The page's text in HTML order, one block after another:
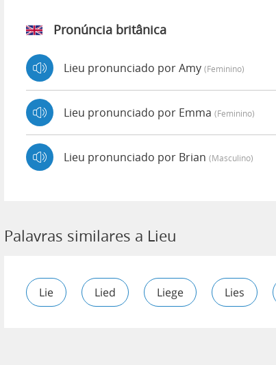
Pronúncia britânica
Lieu pronunciado por Amy (feminino)
Lieu pronunciado por Emma (feminino)
Lieu pronunciado por Brian (masculino)
Palavras similares a Lieu
Lie Lied Liege Lies